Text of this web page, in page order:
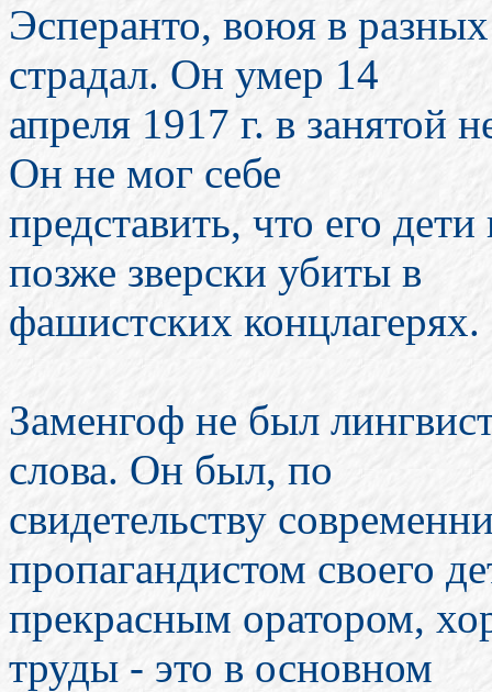
Эсперанто, воюя в
страдал. Он умер 14
апреля 1917 г. в занятой
Он не мог себе
представить, что его
позже зверски убиты в
фашистских концлагерях.
Заменгоф не был
слова. Он был, по
свидетельству
пропагандистом своего
прекрасным оратором,
труды - это в основном